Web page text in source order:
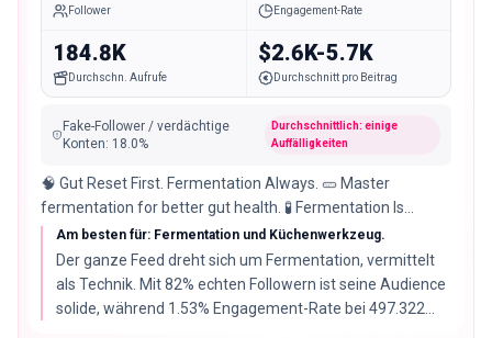
Follower Engagement-Rate
184.8K
Durchschn. Aufrufe
$2.6K-5.7K
Durchschnitt pro Beitrag
Fake-Follower / verdächtige
Konten: 18.0%
Durchschnittlich: einige
Auffälligkeiten
🧠 Gut Reset First. Fermentation Always. 🥒 Master
fermentation for better gut health. 🧪 Fermentation Is
Health Technology. 👇 DM “START” for my roadmap.
Am besten für: Fermentation und Küchenwerkzeug.
Der ganze Feed dreht sich um Fermentation, vermittelt
als Technik. Mit 82% echten Followern ist seine Audience
solide, während 1.53% Engagement-Rate bei 497.322